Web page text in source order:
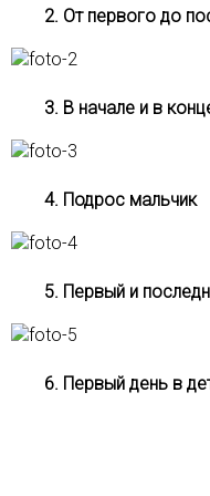
2. От первого до
3. В начале и в
4. Подрос мальчик
5. Первый и
6. Первый день в